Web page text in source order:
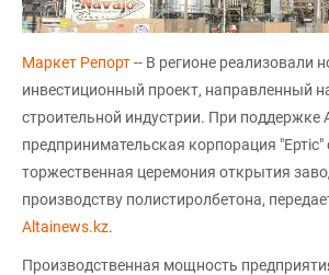
Маркет Репорт-- В регионе реализовали
инвестиционный проект, направленный
строительной индустрии. При поддержке
предпринимательская корпорация "Ертіс"
торжественная церемония открытия
производству полистиролбетона,
Altainews.kz.
Производственная мощность